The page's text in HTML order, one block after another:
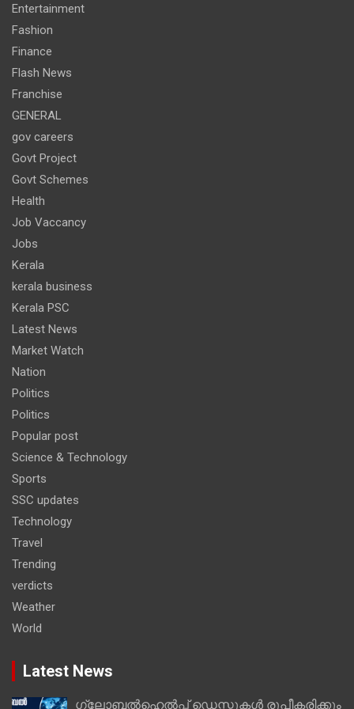
Entertainment
Fashion
Finance
Flash News
Franchise
GENERAL
gov careers
Govt Project
Govt Schemes
Health
Job Vaccancy
Jobs
Kerala
kerala business
Kerala PSC
Latest News
Market Watch
Nation
Politics
Politics
Popular post
Science & Technology
Sports
SSC updates
Technology
Travel
Trending
verdicts
Weather
World
Latest News
ഗ്ലോബൽഹെൽപ്പ് ഡെസ്കുകൾ രൂപീകരിക്കും